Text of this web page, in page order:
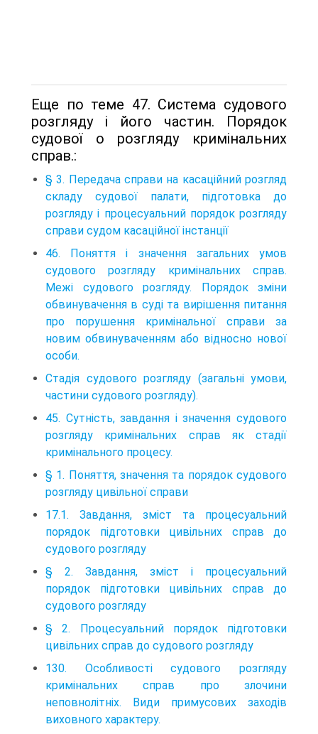
Еще по теме 47. Система судового
розгляду і його частин. Порядок
судової о розгляду кримінальних
справ.:
§ 3. Передача справи на касаційний розгляд
складу судової палати, підготовка до
розгляду і процесуальний порядок розгляду
справи судом касаційної інстанції
46. Поняття і значення загальних умов
судового розгляду кримінальних справ.
Межі судового розгляду. Порядок зміни
обвинувачення в суді та вирішення питання
про порушення кримінальної справи за
новим обвинуваченням або відносно нової
особи.
Стадія судового розгляду (загальні умови,
частини судового розгляду).
45. Сутність, завдання і значення судового
розгляду кримінальних справ як стадії
кримінального процесу.
§ 1. Поняття, значення та порядок судового
розгляду цивільної справи
17.1. Завдання, зміст та процесуальний
порядок підготовки цивільних справ до
судового розгляду
§ 2. Завдання, зміст і процесуальний
порядок підготовки цивільних справ до
судового розгляду
§ 2. Процесуальний порядок підготовки
цивільних справ до судового розгляду
130. Особливості судового розгляду
кримінальних справ про злочини
неповнолітніх. Види примусових заходів
виховного характеру.